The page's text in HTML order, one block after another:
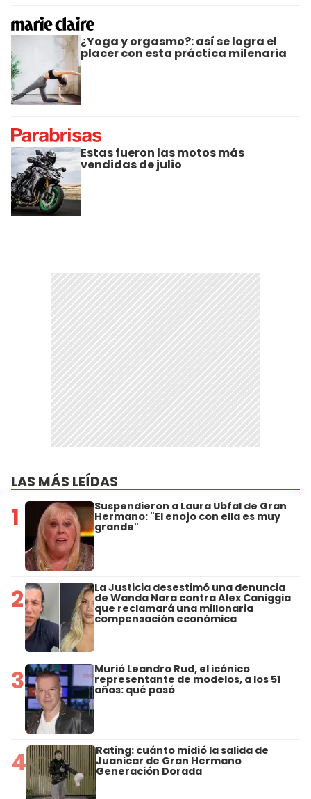
¿Yoga y orgasmo?: así se logra el
placer con esta práctica milenaria
Estas fueron las motos más
vendidas de julio
LAS MÁS LEÍDAS
1 Suspendieron a Laura Ubfal de Gran
Hermano: "El enojo con ella es muy
grande"
2 La Justicia desestimó una denuncia
de Wanda Nara contra Alex Caniggia
que reclamará una millonaria
compensación económica
3 Murió Leandro Rud, el icónico
representante de modelos, a los 51
años: qué pasó
4 Rating: cuánto midió la salida de
Juanicar de Gran Hermano
Generación Dorada